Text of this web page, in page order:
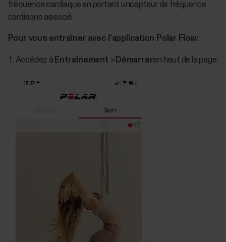
fréquence cardiaque en portant uncapteur de fréquence
cardiaque associé.
Pour vous entraîner avec l'application Polar Flow:
Accédez à Entraînement > Démarreren haut de la page.